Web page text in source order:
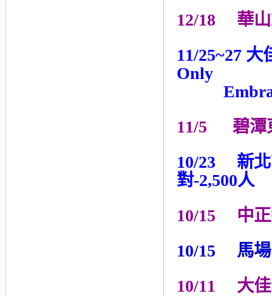
12/18 華山
11/25~27
Only
Embrace
11/5 碧潭
10/23 新北
對-2,500人
10/15 中正
10/15 馬場
10/11 大佳